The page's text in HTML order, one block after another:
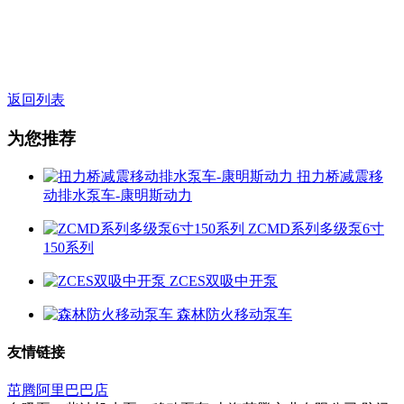
返回列表
为您推荐
扭力桥减震移
动排水泵车-康明斯动力
ZCMD系列多级泵6寸
150系列
ZCES双吸中开泵
森林防火移动泵车
友情链接
茁腾阿里巴巴店